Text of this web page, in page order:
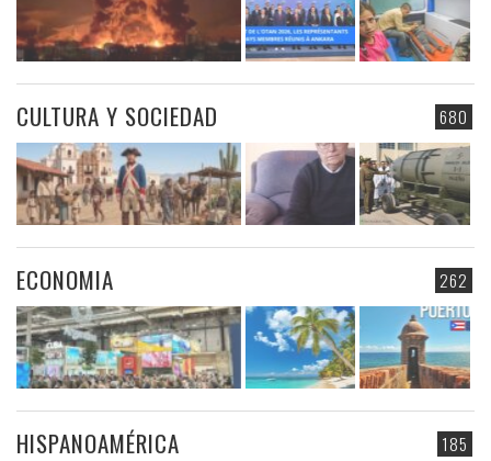
680
CULTURA Y SOCIEDAD
262
ECONOMIA
185
HISPANOAMÉRICA